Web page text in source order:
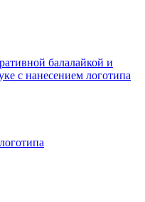
балалайкой и
с нанесением логотипа